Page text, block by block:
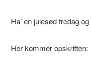
Ha’ en julesød fredag
Her kommer opskriften: